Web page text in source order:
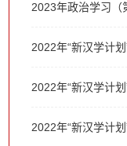
2023年政治学习（
2022年“新汉学计
2022年“新汉学计
2022年“新汉学计